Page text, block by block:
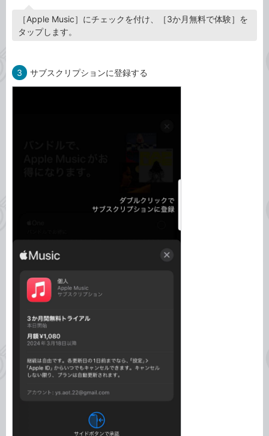
［Apple Music］にチェックを付け、［3か月無料で体験］を
タップします。
3 サブスクリプションに登録する